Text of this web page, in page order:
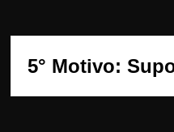
5° Motivo: